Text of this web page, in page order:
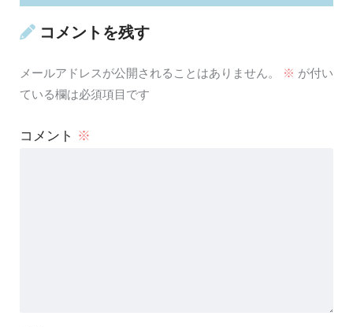
コメントを残す
メールアドレスが公開されることはありません。 ※ が付い
ている欄は必須項目です
コメント ※